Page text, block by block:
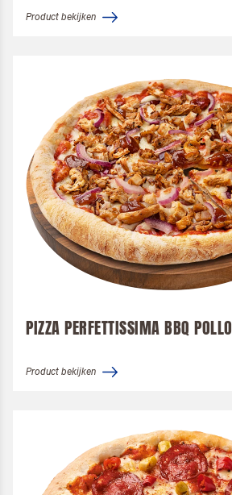
Product bekijken
PIZZA PERFETTISSIMA BBQ POLLO
Product bekijken